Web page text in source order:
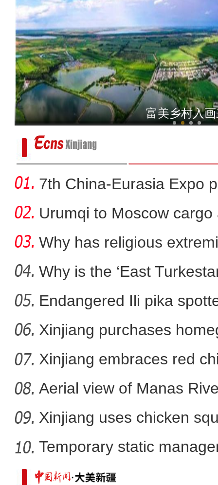
新疆库尔德宁山谷
新疆拜城：志愿者向抗疫一
富美乡村入
新疆尉犁：防疫一线“90后
7th China-Eurasia Expo
Urumqi to Moscow
Why has religious
rootless g
Why is the ‘East
Endangered Ili pika
Xinjiang purchases
f
Xinjiang embraces red
Aerial view of Manas
Xinjiang uses chicken
Temporary static
parts